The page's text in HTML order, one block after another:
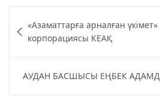
c
e
b
o
o
itt
er
e
g
ra
m
at
s
A
p
p
по
записям
«Азаматтарға арналған
корпорациясы КЕАҚ
АУДАН БАСШЫСЫ ЕҢБЕК